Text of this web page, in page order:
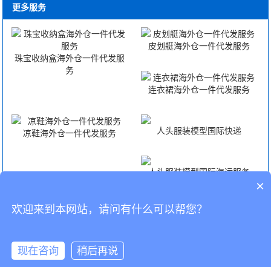
更多服务
珠宝收纳盒海外仓一件代发服
务
皮划艇海外仓一件代发服务
连衣裙海外仓一件代发服务
凉鞋海外仓一件代发服务 人头服装模型国际快递
人头服装模型国际海运服务
人头服装模型国际空运服务 人头服装模型FBA头程
CopyRight © 深圳市韬博供应链有限公司
×
欢迎来到本网站，请问有什么可以帮您？
现在咨询 稍后再说